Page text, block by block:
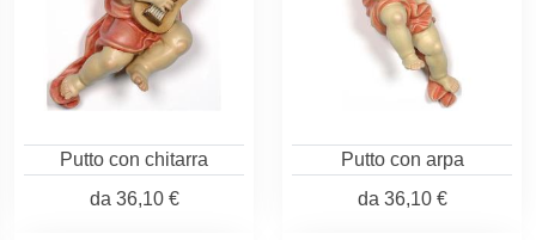
Putto con chitarra
da 36,10 €
Putto con arpa
da 36,10 €